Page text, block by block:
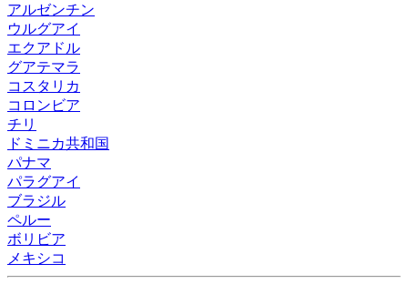
アルゼンチン
ウルグアイ
エクアドル
グアテマラ
コスタリカ
コロンビア
チリ
ドミニカ共和国
パナマ
パラグアイ
ブラジル
ペルー
ボリビア
メキシコ